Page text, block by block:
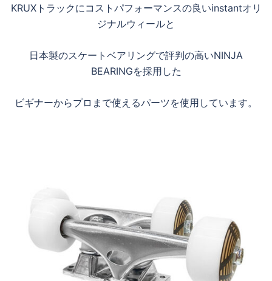
KRUXトラックにコストパフォーマンスの良いinstantオリ
ジナルウィールと
日本製のスケートベアリングで評判の高いNINJA
BEARINGを採用した
ビギナーからプロまで使えるパーツを使用しています。